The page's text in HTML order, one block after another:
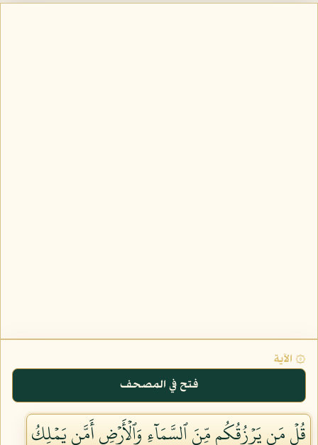
۞ الآية
فتح في المصحف
قُلۡ مَن يَرۡزُقُكُم مِّنَ ٱلسَّمَآءِ وَٱلۡأَرۡضِ أَمَّن يَمۡلِكُ